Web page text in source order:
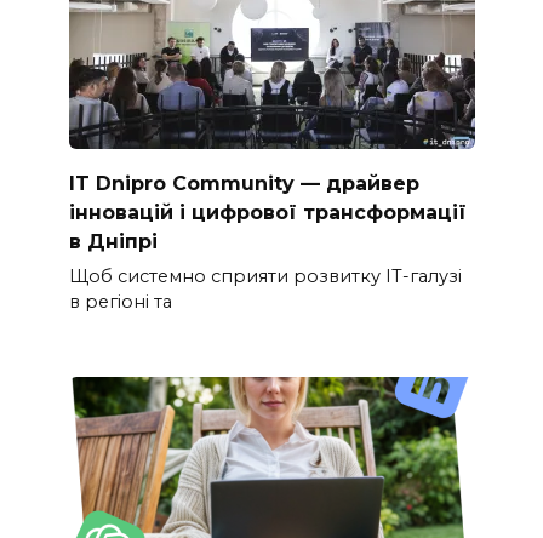
IT Dnipro Community — драйвер
інновацій і цифрової трансформації
в Дніпрі
Щоб системно сприяти розвитку ІТ-галузі
в регіоні та